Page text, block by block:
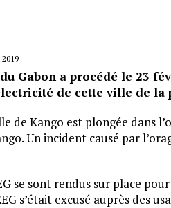
2019
Gabon a procédé le 23
de cette ville de la
de Kango est plongée dans
Un incident causé par
se sont rendus sur place
s’était excusé auprès des